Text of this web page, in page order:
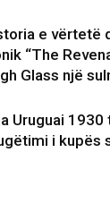
e vërtetë
“The
Glass një
Uruguai
i kupës